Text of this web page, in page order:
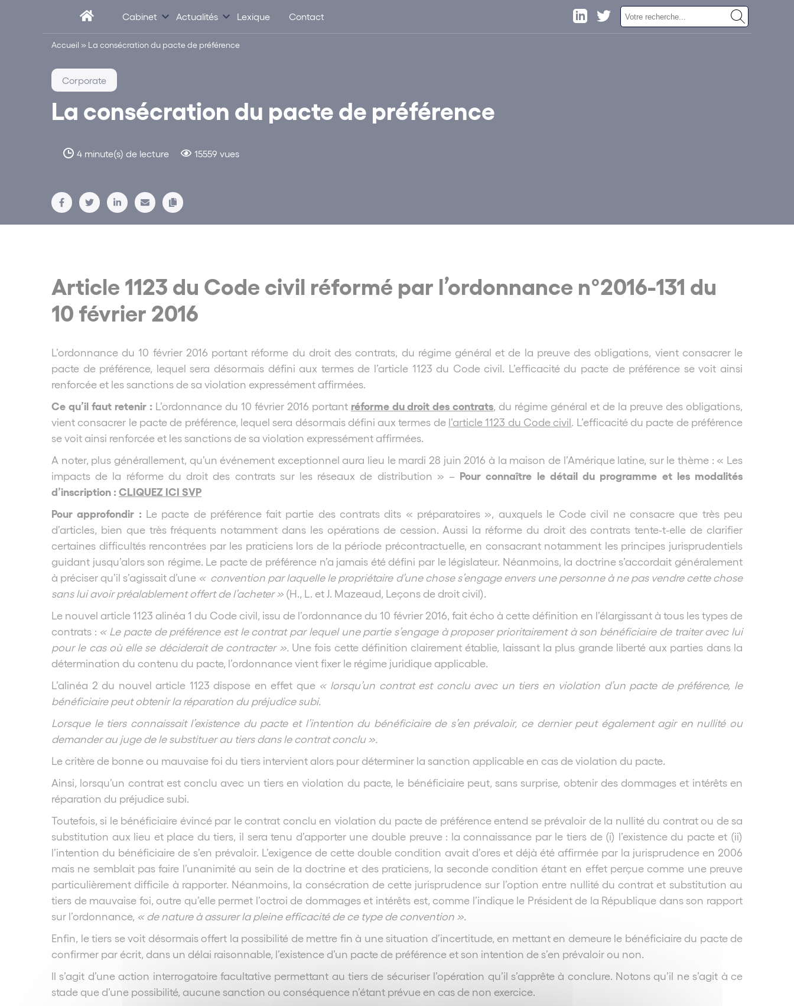
Cabinet Actualités Lexique Contact
Accueil » La consécration du pacte de préférence
La consécration du pacte de préférence
4 minute(s) de lecture 15559 vues
Corporate
Article 1123 du Code civil réformé par l’ordonnance n°2016-131 du
10 février 2016
L’ordonnance du 10 février 2016 portant réforme du droit des contrats, du régime général et de la preuve des obligations, vient consacrer le
pacte de préférence, lequel sera désormais défini aux termes de l’article 1123 du Code civil . L’efficacité du pacte de préférence se voit ainsi
renforcée et les sanctions de sa violation expressément affirmées.
Ce qu’il faut retenir : L’ordonnance du 10 février 2016 portant réforme du droit des contrats , du régime général et de la preuve des obligations,
vient consacrer le pacte de préférence, lequel sera désormais défini aux termes de l’article 1123 du Code civil . L’efficacité du pacte de préférence
se voit ainsi renforcée et les sanctions de sa violation expressément affirmées.
A noter, plus générallement, qu’un événement exceptionnel aura lieu le mardi 28 juin 2016 à la maison de l’Amérique latine, sur le thème : « Les
impacts de la réforme du droit des contrats sur les réseaux de distribution » – Pour connaître le détail du programme et les modalités
d’inscription : CLIQUEZ ICI SVP
Pour approfondir : Le pacte de préférence fait partie des contrats dits « préparatoires », auxquels le Code civil ne consacre que très peu
d’articles, bien que très fréquents notamment dans les opérations de cession. Aussi la réforme du droit des contrats tente-t-elle de clarifier
certaines difficultés rencontrées par les praticiens lors de la période précontractuelle, en consacrant notamment les principes jurisprudentiels
guidant jusqu’alors son régime. Le pacte de préférence n’a jamais été défini par le législateur. Néanmoins, la doctrine s’accordait généralement
à préciser qu’il s’agissait d’une « convention par laquelle le propriétaire d’une chose s’engage envers une personne à ne pas vendre cette chose
sans lui avoir préalablement offert de l’acheter » (H., L. et J. Mazeaud, Leçons de droit civil).
Le nouvel article 1123 alinéa 1 du Code civil, issu de l’ordonnance du 10 février 2016, fait écho à cette définition en l’élargissant à tous les types de
contrats : « Le pacte de préférence est le contrat par lequel une partie s’engage à proposer prioritairement à son bénéficiaire de traiter avec lui
pour le cas où elle se déciderait de contracter ». Une fois cette définition clairement établie, laissant la plus grande liberté aux parties dans la
détermination du contenu du pacte, l’ordonnance vient fixer le régime juridique applicable.
L’alinéa 2 du nouvel article 1123 dispose en effet que « lorsqu’un contrat est conclu avec un tiers en violation d’un pacte de préférence, le
bénéficiaire peut obtenir la réparation du préjudice subi.
Lorsque le tiers connaissait l’existence du pacte et l’intention du bénéficiaire de s’en prévaloir, ce dernier peut également agir en nullité ou
demander au juge de le substituer au tiers dans le contrat conclu ».
Le critère de bonne ou mauvaise foi du tiers intervient alors pour déterminer la sanction applicable en cas de violation du pacte.
Ainsi, lorsqu’un contrat est conclu avec un tiers en violation du pacte, le bénéficiaire peut, sans surprise, obtenir des dommages et intérêts en
réparation du préjudice subi.
Toutefois, si le bénéficiaire évincé par le contrat conclu en violation du pacte de préférence entend se prévaloir de la nullité du contrat ou de sa
substitution aux lieu et place du tiers, il sera tenu d’apporter une double preuve : la connaissance par le tiers de (i) l’existence du pacte et (ii)
l’intention du bénéficiaire de s’en prévaloir. L’exigence de cette double condition avait d’ores et déjà été affirmée par la jurisprudence en 2006
mais ne semblait pas faire l’unanimité au sein de la doctrine et des praticiens, la seconde condition étant en effet perçue comme une preuve
particulièrement difficile à rapporter. Néanmoins, la consécration de cette jurisprudence sur l’option entre nullité du contrat et substitution au
tiers de mauvaise foi, outre qu’elle permet l’octroi de dommages et intérêts est, comme l’indique le Président de la République dans son rapport
sur l’ordonnance, « de nature à assurer la pleine efficacité de ce type de convention ».
Enfin, le tiers se voit désormais offert la possibilité de mettre fin à une situation d’incertitude, en mettant en demeure le bénéficiaire du pacte de
confirmer par écrit, dans un délai raisonnable, l’existence d’un pacte de préférence et son intention de s’en prévaloir ou non.
Il s’agit d’une action interrogatoire facultative permettant au tiers de sécuriser l’opération qu’il s’apprête à conclure. Notons qu’il ne s’agit à ce
stade que d’une possibilité, aucune sanction ou conséquence n’étant prévue en cas de non exercice.